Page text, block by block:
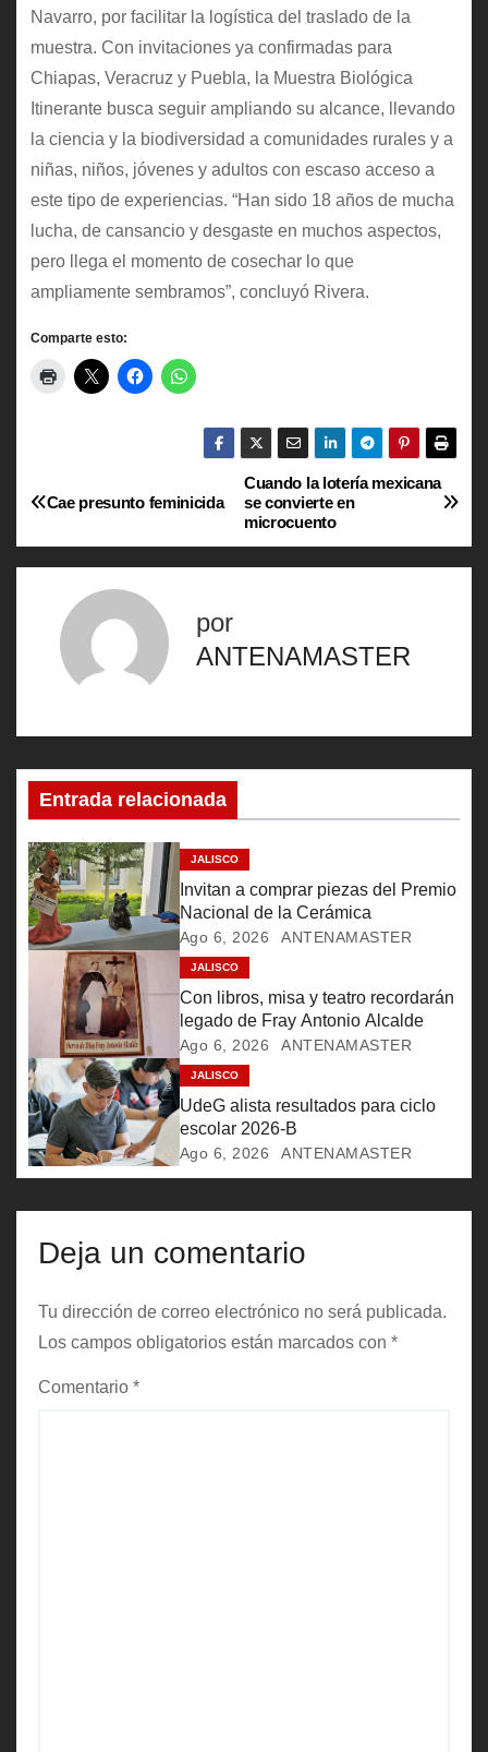
Navarro, por facilitar la logística del traslado de la
muestra. Con invitaciones ya confirmadas para
Chiapas, Veracruz y Puebla, la Muestra Biológica
Itinerante busca seguir ampliando su alcance, llevando
la ciencia y la biodiversidad a comunidades rurales y a
niñas, niños, jóvenes y adultos con escaso acceso a
este tipo de experiencias. “Han sido 18 años de mucha
lucha, de cansancio y desgaste en muchos aspectos,
pero llega el momento de cosechar lo que
ampliamente sembramos”, concluyó Rivera.
Comparte esto:
N
a
c
i
ó
n
d
n
t
r
d
a
Cuando la lotería mexicana
se convierte en
microcuento
Cae presunto feminicida
por
ANTENAMASTER
Entrada relacionada
JALISCO
Invitan a comprar piezas del Premio
Nacional de la Cerámica
Ago 6, 2026 ANTENAMASTER
JALISCO
Con libros, misa y teatro recordarán
legado de Fray Antonio Alcalde
Ago 6, 2026 ANTENAMASTER
JALISCO
UdeG alista resultados para ciclo
escolar 2026-B
Ago 6, 2026 ANTENAMASTER
Deja un comentario
Tu dirección de correo electrónico no será publicada.
Los campos obligatorios están marcados con *
Comentario *